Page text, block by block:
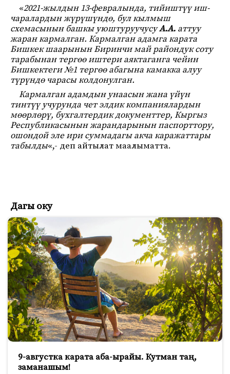
«2021-жылдын 13-февралында, тийиштүү иш-
чаралардын жүрүшүндө, бул кылмыш
схемасынын башкы уюштуруучусуА.А. аттуу
жаран кармалган. Кармалган адамга карата
Бишкек шаарынын Биринчи май райондук соту
тарабынан тергөө иштери аяктаганга чейин
Бишкектеги №1 тергөө абагына камакка алуу
түрүндө чарасы колдонулган.
Кармалган адамдын унаасын жана үйүн
тинтүү учурунда чет элдик компаниялардын
мөөрлөрү, бухгалтердик документтер, Кыргыз
Республикасынын жарандарынын паспорттору,
ошондой эле ири суммадагы акча каражаттары
табылды«,- деп айтылат маалыматта.
Дагы оку
9-августка карата аба-ырайы. Кутман таң,
заманашым!